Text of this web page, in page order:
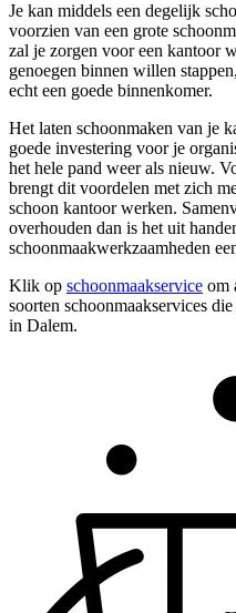
Je kan middels een degelijk
voorzien van een grote
zal je zorgen voor een kantoor
genoegen binnen willen
echt een goede binnenkomer.
Het laten schoonmaken van je
goede investering voor je
het hele pand weer als nieuw.
brengt dit voordelen met zich
schoon kantoor werken.
overhouden dan is het uit
schoonmaakwerkzaamheden
Klik op schoonmaakservice om
soorten schoonmaakservices
in Dalem.